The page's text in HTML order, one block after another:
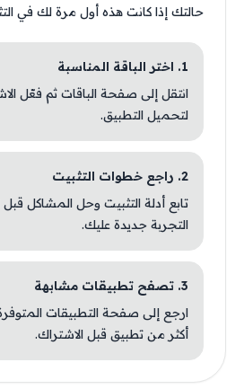
حالتك إذا كانت هذه أول مرة لك في
1. اختر الباقة المناسبة
انتقل إلى صفحة الباقات ثم فعّل
لتحميل التطبيق.
2. راجع خطوات التثبيت
تابع أدلة التثبيت وحل المشاكل قبل
التجربة جديدة عليك.
3. تصفح تطبيقات مشابهة
ارجع إلى صفحة التطبيقات
أكثر من تطبيق قبل الاشتراك.